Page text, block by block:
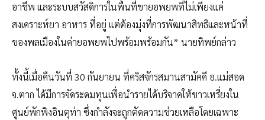
อาชีพ และระบบสวัสดิการในพื้นที่ขายอพยพที่ไม่เพียงแค่
สงเคราะห์ยา อาหาร ที่อยู่ แต่ต้องมุ่งที่การพัฒนาสิทธิและหน้าที่
ของพลเมืองในค่ายอพยพไปพร้อมพร้อมกัน” นายทิพย์กล่าว
ทั้งนี้เมื่อคืนวันที่ 30 กันยายน ที่คริสจักรสมานสามัคคี อ.แม่สอด
จ.ตาก ได้มีการจัดระดมทุนเพื่อนำรายได้บริจาคให้ชาวเหรี่ยงใน
ศูนย์พักพิงอินตุท่า ซึ่งกำลังจะถูกตัดความช่วยเหลือโดยเฉพาะ